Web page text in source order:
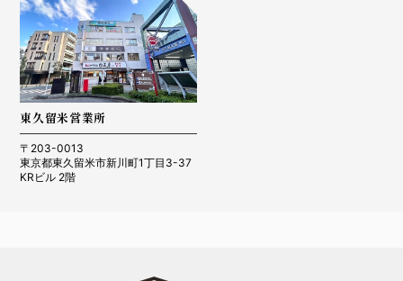
東久留米営業所
〒203-0013
東京都東久留米市新川町1丁目3-37
KRビル 2階